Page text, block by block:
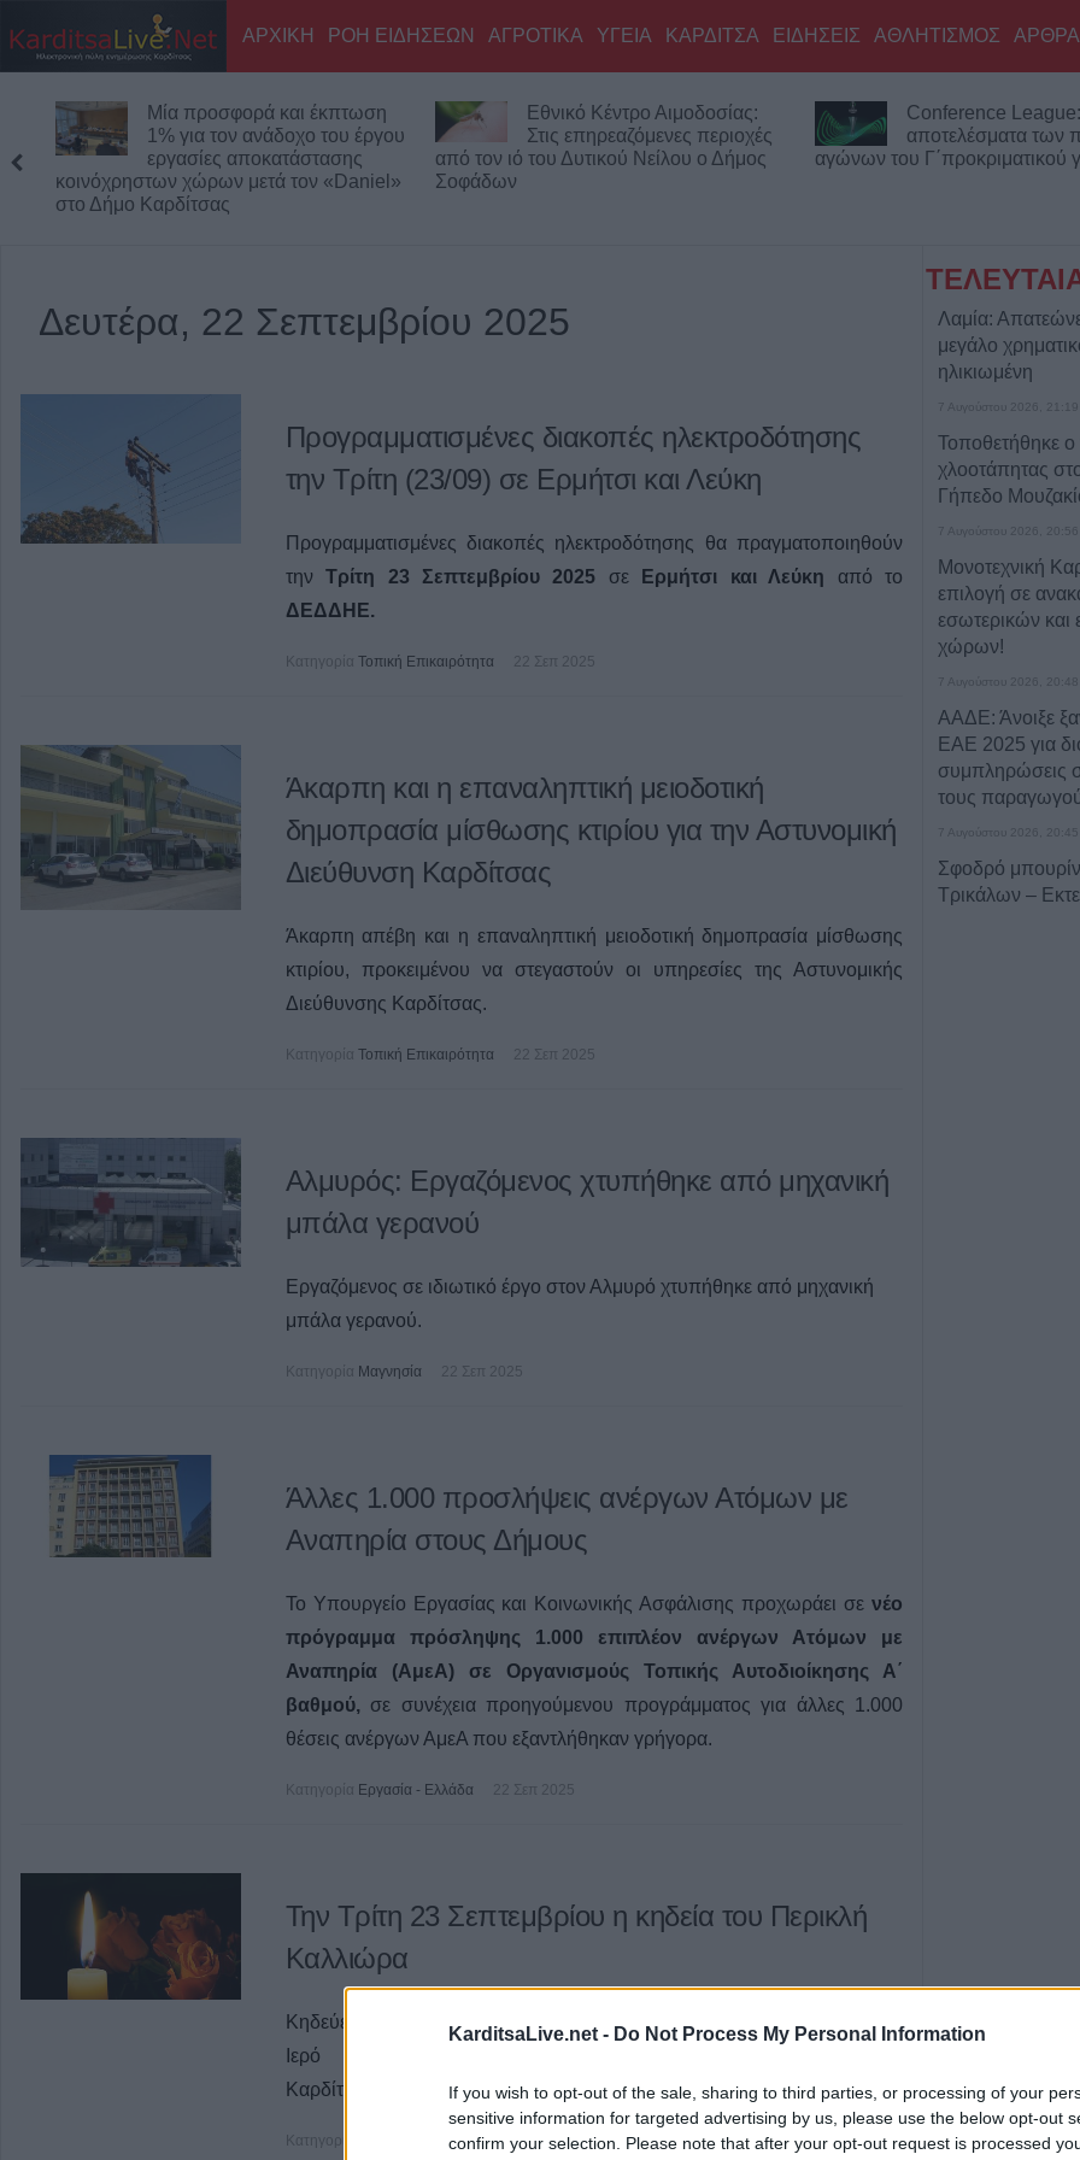
KarditsaLive.net - Do Not Process My Personal Information
If you wish to opt-out of the sale, sharing to third parties, or processing of your
sensitive information for targeted advertising by us, please use the below opt-out
confirm your selection. Please note that after your opt-out request is processed
ΑΡΧΙΚΗ ΡΟΗ ΕΙΔΗΣΕΩΝ ΑΓΡΟΤΙΚΑ ΥΓΕΙΑ ΚΑΡΔΙΤΣΑ ΕΙΔΗΣΕΙΣ ΑΘΛΗΤΙΣΜΟΣ ΑΡΘΡΑ
Μία προσφορά και έκπτωση
1% για τον ανάδοχο του έργου
εργασίες αποκατάστασης
κοινόχρηστων χώρων μετά τον «Daniel»
στο Δήμο Καρδίτσας
Εθνικό Κέντρο Αιμοδοσίας:
Στις επηρεαζόμενες περιοχές
από τον ιό του Δυτικού Νείλου ο Δήμος
Σοφάδων
Conference
αποτελέσματα των
αγώνων του Γ΄προκριματικού
Δευτέρα, 22 Σεπτεμβρίου 2025
Προγραμματισμένες διακοπές ηλεκτροδότησης
την Τρίτη (23/09) σε Ερμήτσι και Λεύκη
Προγραμματισμένες διακοπές ηλεκτροδότησης θα πραγματοποιηθούν
την Τρίτη 23 Σεπτεμβρίου 2025 σε Ερμήτσι και Λεύκη από το
ΔΕΔΔΗΕ.
Κατηγορία Τοπική Επικαιρότητα 22 Σεπ 2025
Άκαρπη και η επαναληπτική μειοδοτική
δημοπρασία μίσθωσης κτιρίου για την Αστυνομική
Διεύθυνση Καρδίτσας
Άκαρπη απέβη και η επαναληπτική μειοδοτική δημοπρασία μίσθωσης
κτιρίου, προκειμένου να στεγαστούν οι υπηρεσίες της Αστυνομικής
Διεύθυνσης Καρδίτσας.
Κατηγορία Τοπική Επικαιρότητα 22 Σεπ 2025
Αλμυρός: Εργαζόμενος χτυπήθηκε από μηχανική
μπάλα γερανού
Εργαζόμενος σε ιδιωτικό έργο στον Αλμυρό χτυπήθηκε από μηχανική
μπάλα γερανού.
Κατηγορία Μαγνησία 22 Σεπ 2025
Άλλες 1.000 προσλήψεις ανέργων Ατόμων με
Αναπηρία στους Δήμους
Το Υπουργείο Εργασίας και Κοινωνικής Ασφάλισης προχωράει σε νέο
πρόγραμμα πρόσληψης 1.000 επιπλέον ανέργων Ατόμων με
Αναπηρία (ΑμεΑ) σε Οργανισμούς Τοπικής Αυτοδιοίκησης Α΄
βαθμού,σε συνέχεια προηγούμενου προγράμματος για άλλες 1.000
θέσεις ανέργων ΑμεΑ που εξαντλήθηκαν γρήγορα.
Κατηγορία Εργασία - Ελλάδα 22 Σεπ 2025
Την Τρίτη 23 Σεπτεμβρίου η κηδεία του Περικλή
Καλλιώρα
Κηδεύεται την Τρίτη 23 Σεπτεμβρίου 2025 και ώρα 5:30 μ.μ.
από τον
Ιερό Ναό
Καρδίτσας,ο
Περικλής Καλλιώρας, ετών 43.
Κατηγορία 22 Σεπ 2025
Λαμία:
μεγάλο
ηλικιωμένη
7 Αυγούστου 2026, 21:19
Τοποθετήθηκε ο
χλοοτάπητας
Γήπεδο
7 Αυγούστου 2026, 20:56
Μονοτεχνική
επιλογή σε
εσωτερικών και
χώρων!
7 Αυγούστου 2026, 20:48
ΑΑΔΕ: Άνοιξε
ΕΑΕ 2025 για
συμπληρώσεις
τους
7 Αυγούστου 2026, 20:45
Σφοδρό
Τρικάλων –
Υπό έλεγχο η
Παραμένουν οι
Ενισχύθηκαν οι